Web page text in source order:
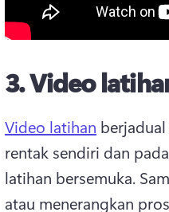
3.Video
Video latihan
rentak sendiri dan
latihan bersemuka.
atau menerangkan